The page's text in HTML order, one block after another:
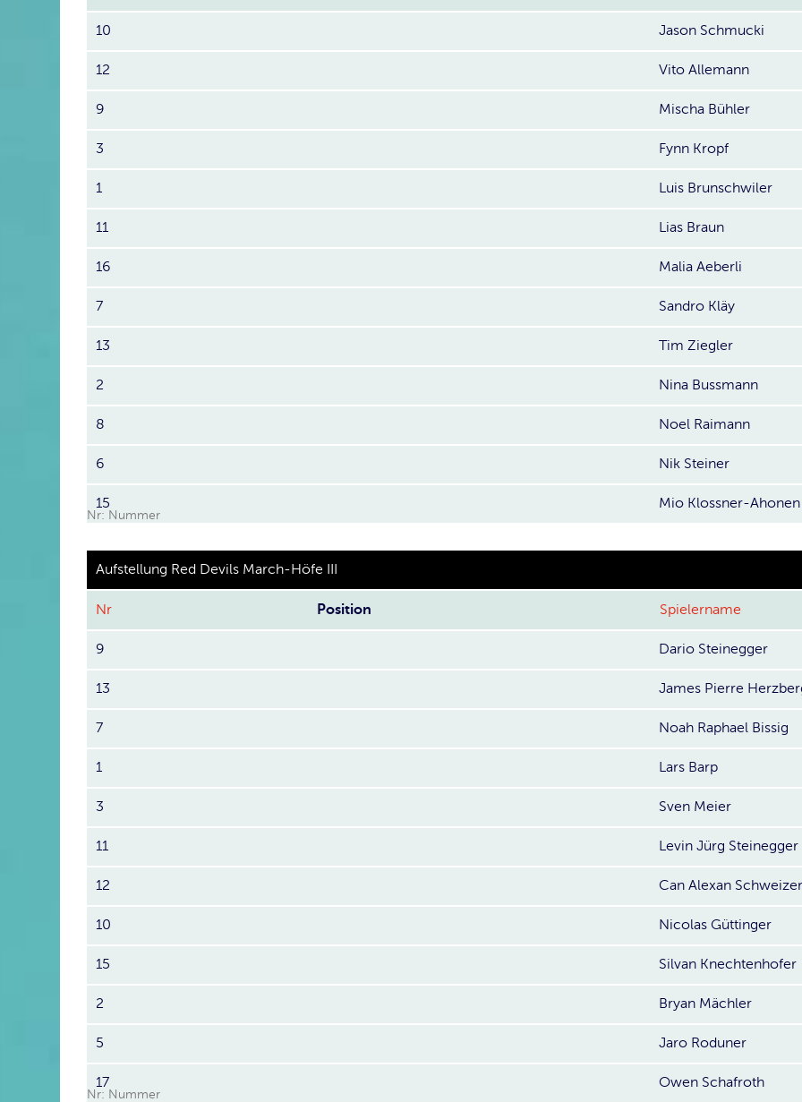
10 Jason Schmucki
12 Vito Allemann
9 Mischa Bühler
3 Fynn Kropf
1 Luis Brunschwiler
11 Lias Braun
16 Malia Aeberli
7 Sandro Kläy
13 Tim Ziegler
2 Nina Bussmann
8 Noel Raimann
6 Nik Steiner
15 Mio Klossner-Ahonen
Nr: Nummer
Aufstellung Red Devils March-Höfe III
Nr Position Spielername
9 Dario Steinegger
13 James Pierre
7 Noah Raphael Bissig
1 Lars Barp
3 Sven Meier
11 Levin Jürg Steinegger
12 Can Alexan Schweizer
10 Nicolas Güttinger
15 Silvan Knechtenhofer
2 Bryan Mächler
5 Jaro Roduner
17 Owen Schafroth
Nr: Nummer